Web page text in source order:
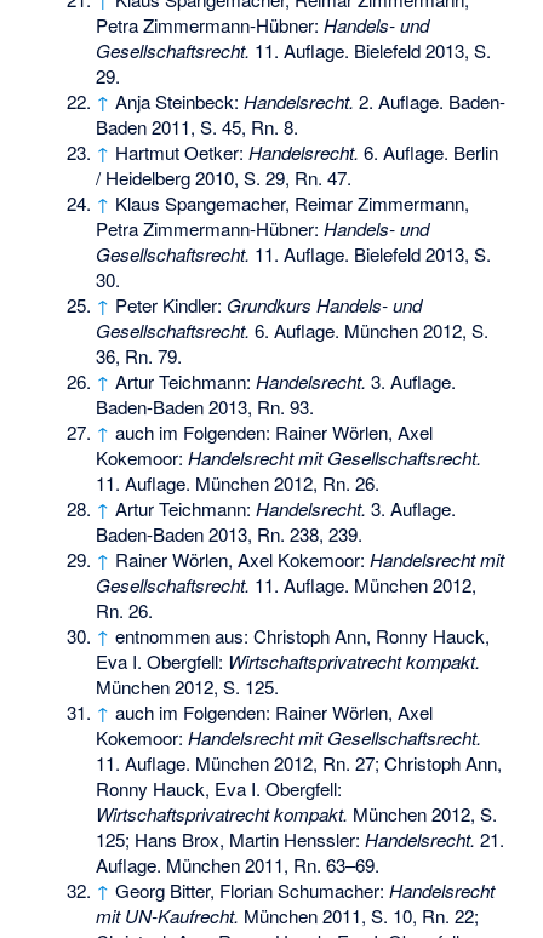
Petra Zimmermann-Hübner:Handels- und
Gesellschaftsrecht. 11. Auflage. Bielefeld 2013, S.
29.
↑ Anja Steinbeck:Handelsrecht. 2. Auflage. Baden-
Baden 2011, S. 45, Rn. 8.
↑ Hartmut Oetker:Handelsrecht. 6. Auflage. Berlin
/ Heidelberg 2010, S. 29, Rn. 47.
↑ Klaus Spangemacher, Reimar Zimmermann,
Petra Zimmermann-Hübner:Handels- und
Gesellschaftsrecht. 11. Auflage. Bielefeld 2013, S.
30.
↑ Peter Kindler: Grundkurs Handels- und
Gesellschaftsrecht. 6. Auflage. München 2012, S.
36, Rn. 79.
↑ Artur Teichmann:Handelsrecht. 3. Auflage.
Baden-Baden 2013, Rn. 93.
↑ auch im Folgenden: Rainer Wörlen, Axel
Kokemoor:Handelsrecht mit Gesellschaftsrecht.
11. Auflage. München 2012, Rn. 26.
↑ Artur Teichmann:Handelsrecht. 3. Auflage.
Baden-Baden 2013, Rn. 238, 239.
↑ Rainer Wörlen, Axel Kokemoor:Handelsrecht mit
Gesellschaftsrecht. 11. Auflage. München 2012,
Rn. 26.
↑ entnommen aus: Christoph Ann, Ronny Hauck,
Eva I. Obergfell: Wirtschaftsprivatrecht kompakt.
München 2012, S. 125.
↑ auch im Folgenden: Rainer Wörlen, Axel
Kokemoor:Handelsrecht mit Gesellschaftsrecht.
11. Auflage. München 2012, Rn. 27; Christoph Ann,
Ronny Hauck, Eva I. Obergfell:
Wirtschaftsprivatrecht kompakt. München 2012, S.
125; Hans Brox, Martin Henssler:Handelsrecht. 21.
Auflage. München 2011, Rn. 63–69.
↑ Georg Bitter, Florian Schumacher:Handelsrecht
mit UN-Kaufrecht. München 2011, S. 10, Rn. 22;